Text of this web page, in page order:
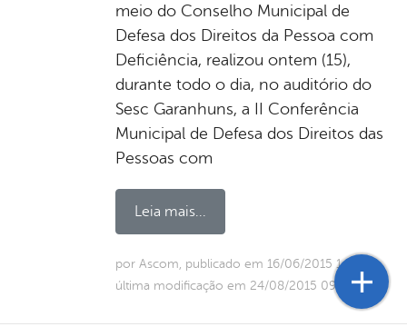
meio do Conselho Municipal de
Defesa dos Direitos da Pessoa com
Deficiência, realizou ontem (15),
durante todo o dia, no auditório do
Sesc Garanhuns, a II Conferência
Municipal de Defesa dos Direitos das
Pessoas com
Leia mais...
por Ascom, publicado em 16/06/2015 14h22,
última modificação em 24/08/2015 09h08